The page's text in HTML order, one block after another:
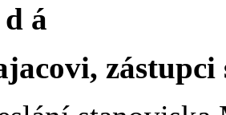
á
zástupci